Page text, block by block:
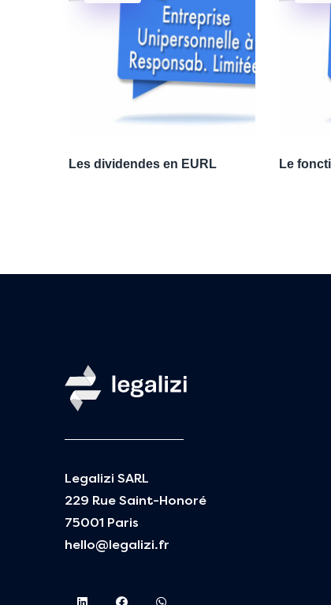
Les dividendes en EURL Le
Legalizi SARL
229 Rue Saint-Honoré
75001 Paris
hello@legalizi.fr